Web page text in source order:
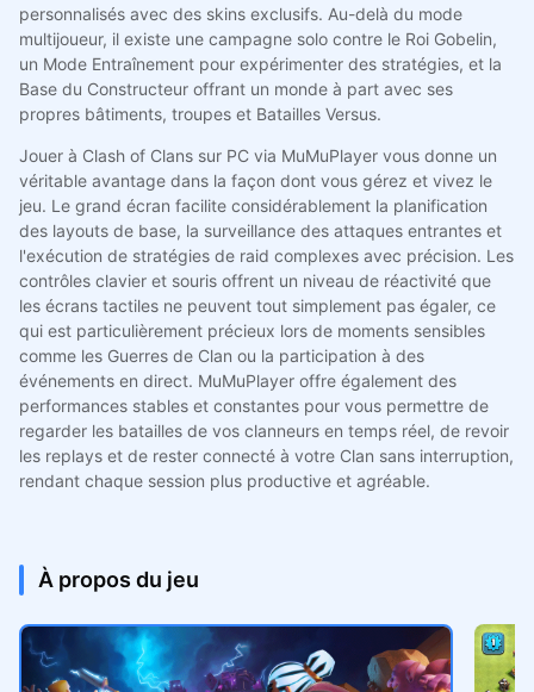
personnalisés avec des skins exclusifs. Au-delà du mode
multijoueur, il existe une campagne solo contre le Roi Gobelin,
un Mode Entraînement pour expérimenter des stratégies, et la
Base du Constructeur offrant un monde à part avec ses
propres bâtiments, troupes et Batailles Versus.
Jouer à Clash of Clans sur PC via MuMuPlayer vous donne un
véritable avantage dans la façon dont vous gérez et vivez le
jeu. Le grand écran facilite considérablement la planification
des layouts de base, la surveillance des attaques entrantes et
l'exécution de stratégies de raid complexes avec précision. Les
contrôles clavier et souris offrent un niveau de réactivité que
les écrans tactiles ne peuvent tout simplement pas égaler, ce
qui est particulièrement précieux lors de moments sensibles
comme les Guerres de Clan ou la participation à des
événements en direct. MuMuPlayer offre également des
performances stables et constantes pour vous permettre de
regarder les batailles de vos clanneurs en temps réel, de revoir
les replays et de rester connecté à votre Clan sans interruption,
rendant chaque session plus productive et agréable.
À propos du jeu